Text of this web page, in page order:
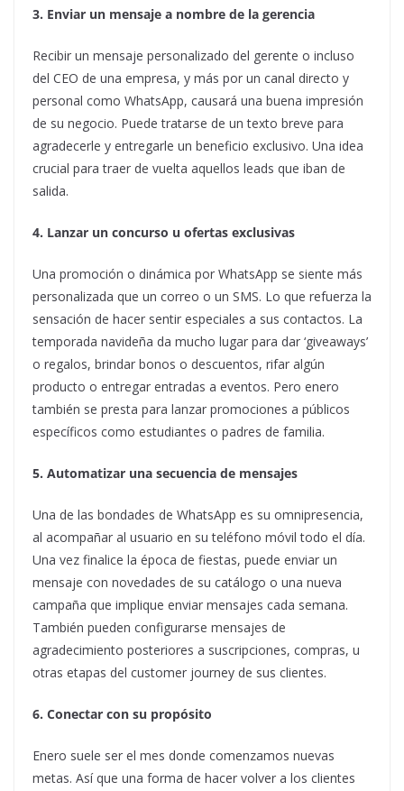
3. Enviar un mensaje a nombre de la gerencia
Recibir un mensaje personalizado del gerente o incluso
del CEO de una empresa, y más por un canal directo y
personal como WhatsApp, causará una buena impresión
de su negocio. Puede tratarse de un texto breve para
agradecerle y entregarle un beneficio exclusivo. Una idea
crucial para traer de vuelta aquellos leads que iban de
salida.
4. Lanzar un concurso u ofertas exclusivas
Una promoción o dinámica por WhatsApp se siente más
personalizada que un correo o un SMS. Lo que refuerza la
sensación de hacer sentir especiales a sus contactos. La
temporada navideña da mucho lugar para dar ‘giveaways’
o regalos, brindar bonos o descuentos, rifar algún
producto o entregar entradas a eventos. Pero enero
también se presta para lanzar promociones a públicos
específicos como estudiantes o padres de familia.
5. Automatizar una secuencia de mensajes
Una de las bondades de WhatsApp es su omnipresencia,
al acompañar al usuario en su teléfono móvil todo el día.
Una vez finalice la época de fiestas, puede enviar un
mensaje con novedades de su catálogo o una nueva
campaña que implique enviar mensajes cada semana.
También pueden configurarse mensajes de
agradecimiento posteriores a suscripciones, compras, u
otras etapas del customer journey de sus clientes.
6. Conectar con su propósito
Enero suele ser el mes donde comenzamos nuevas
metas. Así que una forma de hacer volver a los clientes